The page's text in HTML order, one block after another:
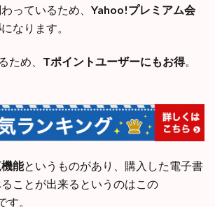
っているため、 Yahoo!プレミアム会
になります。
ため、 Tポイントユーザーにもお得。
能というものがあり、購入した電子書
ことが出来るというのはこの
す。